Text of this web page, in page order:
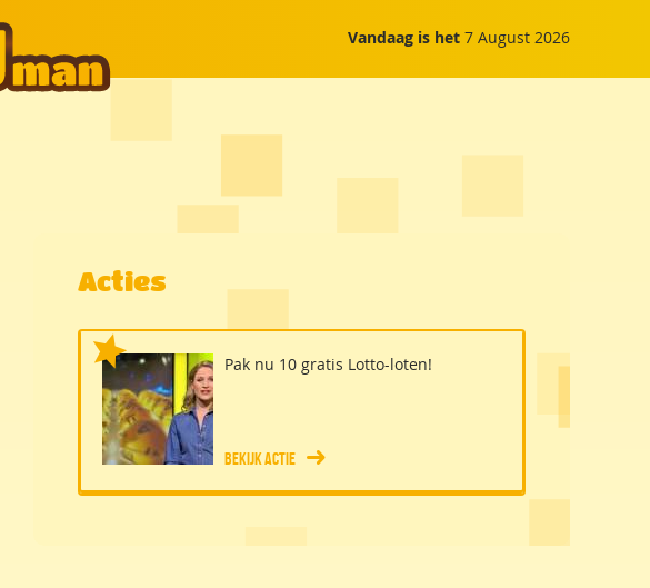
Vandaag is het 7 August 2026
Acties
Pak nu 10 gratis Lotto-loten!
Bekijk actie